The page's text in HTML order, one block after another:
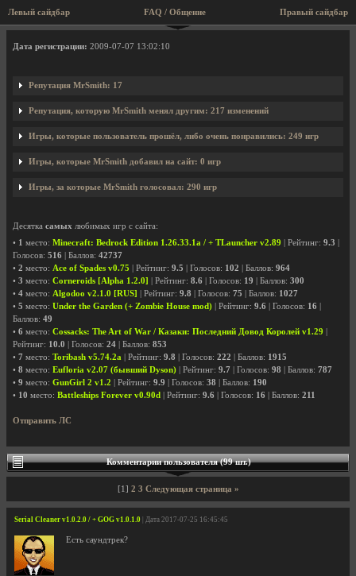
Левый сайдбар Правый сайдбар
FAQ / Общение
Профиль пользователя MrSmith
Дата регистрации: 2009-07-07 13:02:10
Репутация MrSmith: 17
Репутация, которую MrSmith менял другим: 217 изменений
Игры, которые пользователь прошёл, либо очень понравились: 249 игр
Игры, которые MrSmith добавил на сайт: 0 игр
Игры, за которые MrSmith голосовал: 290 игр
Десятка самых любимых игр с сайта:
• 1 место: Minecraft: Bedrock Edition 1.26.33.1a / + TLauncher v2.89 | Рейтинг: 9.3
Голосов: 516 | Баллов: 42737
• 2 место: Ace of Spades v0.75 | Рейтинг: 9.5 | Голосов: 102 | Баллов: 964
• 3 место: Corneroids [Alpha 1.2.0] | Рейтинг: 8.6 | Голосов: 19 | Баллов: 300
• 4 место: Algodoo v2.1.0 [RUS] | Рейтинг: 9.8 | Голосов: 75 | Баллов: 1027
• 5 место: Under the Garden (+ Zombie House mod) | Рейтинг: 9.6 | Голосов: 16
Баллов: 49
• 6 место: Cossacks: The Art of War / Казаки: Последний Довод Королей v1.29
Рейтинг: 10.0 | Голосов: 24 | Баллов: 853
• 7 место: Toribash v5.74.2a | Рейтинг: 9.8 | Голосов: 222 | Баллов: 1915
• 8 место: Eufloria v2.07 (бывший Dyson) | Рейтинг: 9.7 | Голосов: 98 | Баллов: 787
• 9 место: GunGirl 2 v1.2 | Рейтинг: 9.9 | Голосов: 38 | Баллов: 190
• 10 место: Battleships Forever v0.90d | Рейтинг: 9.6 | Голосов: 16 | Баллов: 211
Отправить ЛС
Комментарии пользователя (99 шт.)
[1] 2 3 Следующая страница »
Serial Cleaner v1.0.2.0 / + GOG v1.0.1.0 | Дата 2017-07-25 16:45:45
Есть саундтрек?